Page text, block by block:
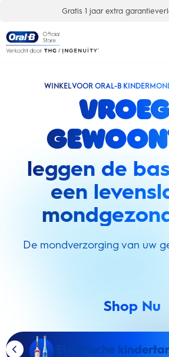
Gratis 1 jaar extra
WINKEL VOOR ORAL-B
leggen de
een
De mondverzorging van uw
Shop Nu
Elektrische